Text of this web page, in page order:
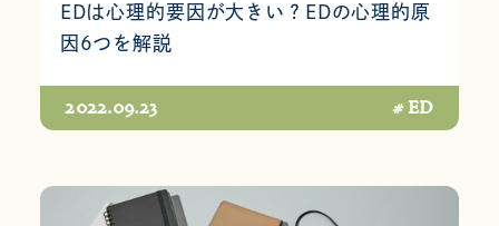
EDは心理的要因が大きい？EDの心理的原
因6つを解説
2022.09.23 # ED